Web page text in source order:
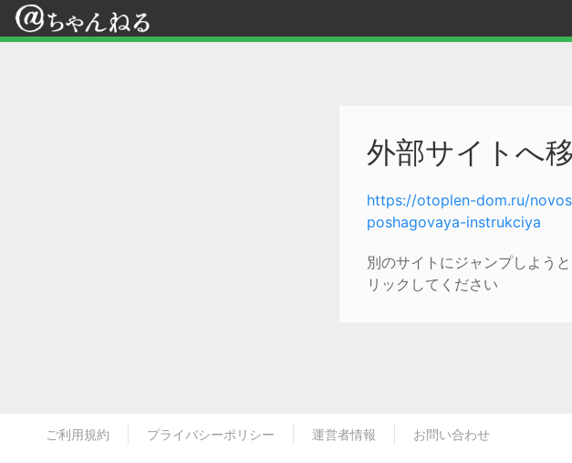
外部サイトへ
https://otoplen-dom.ru/
poshagovaya-instrukciya
別のサイトにジャンプしよう
リックしてください
ご利用規約 プライバシーポリシー 運営者情報 お問い合わせ